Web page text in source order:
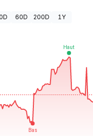
60D 200D 1Y